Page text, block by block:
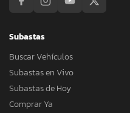
Subastas
Buscar Vehículos
Subastas en Vivo
Subastas de Hoy
Comprar Ya